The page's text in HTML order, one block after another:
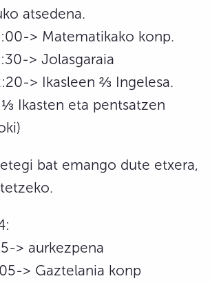
atsedena.
> Matematikako konp.
> Jolasgaraia
> Ikasleen ⅔ Ingelesa.
⅓ Ikasten eta pentsatzen
bat emango dute etxera,
> aurkezpena
> Gaztelania konp